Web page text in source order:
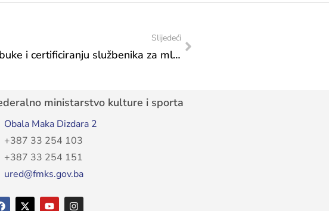
Slijedeći
Pravilnik o procedurama obuke i certificiranju službenika za mlade
ministarstvo kulture i sporta
Obala Maka Dizdara 2
+387 33 254 103
+387 33 254 151
ured@fmks.gov.ba